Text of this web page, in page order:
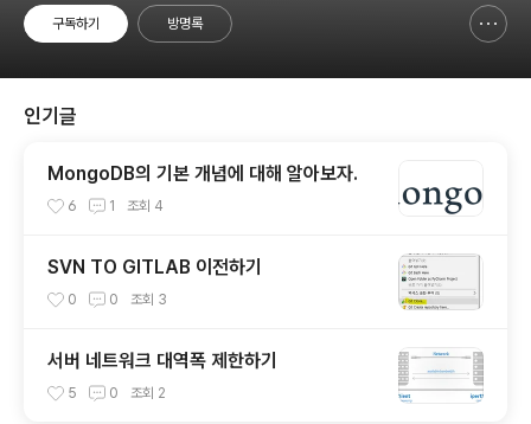
구독하기 방명록
인기글
MongoDB의 기본 개념에 대해 알아보자.
6 1 조회 4
SVN TO GITLAB 이전하기
0 0 조회 3
서버 네트워크 대역폭 제한하기
5 0 조회 2